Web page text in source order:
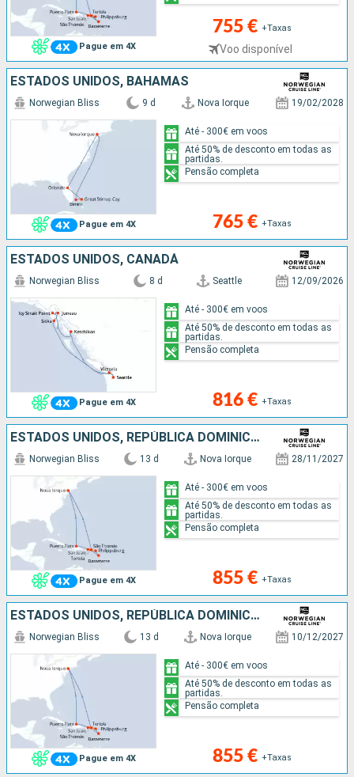
Pague em 4X
755 € +Taxas
Voo disponível
ESTADOS UNIDOS, BAHAMAS
Pague em 4X
Norwegian Bliss 9 d Nova Iorque 19/02/2028
765 € +Taxas
Até - 300€ em voos
Até 50% de desconto em todas as
partidas.
Pensão completa
ESTADOS UNIDOS, CANADÁ
Pague em 4X
Norwegian Bliss 8 d Seattle 12/09/2026
816 € +Taxas
Até - 300€ em voos
Até 50% de desconto em todas as
partidas.
Pensão completa
ESTADOS UNIDOS, REPÚBLICA DOMINICANA, PORTO RICO, SÃO MARTINHO, GUADALUPE, SÃO TOMÁS, TORTOLA
Pague em 4X
Norwegian Bliss 13 d Nova Iorque 28/11/2027
855 € +Taxas
Até - 300€ em voos
Até 50% de desconto em todas as
partidas.
Pensão completa
ESTADOS UNIDOS, REPÚBLICA DOMINICANA, PORTO RICO, TORTOLA, SÃO MARTINHO, GUADALUPE, SÃO TOMÁS
Pague em 4X
Norwegian Bliss 13 d Nova Iorque 10/12/2027
855 € +Taxas
Até - 300€ em voos
Até 50% de desconto em todas as
partidas.
Pensão completa